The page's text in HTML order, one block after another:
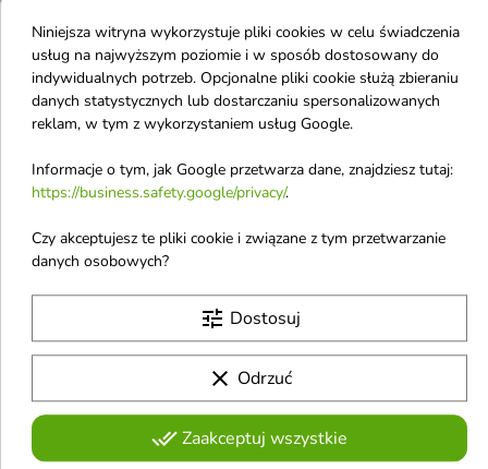
favorite_border
złota 1 sztuka
2,70 €
favorite_border
pumeksem 1 sztuka
2,50 €
favorite_border
Niniejsza witryna wykorzystuje pliki cookies w celu świadczenia
usług na najwyższym poziomie i w sposób dostosowany do
indywidualnych potrzeb. Opcjonalne pliki cookie służą zbieraniu
danych statystycznych lub dostarczaniu spersonalizowanych
reklam, w tym z wykorzystaniem usług Google.
Informacje o tym, jak Google przetwarza dane, znajdziesz tutaj:
https://business.safety.google/privacy/.
Czy akceptujesz te pliki cookie i związane z tym przetwarzanie
danych osobowych?
tune Dostosuj
clear Odrzuć
done_allZaakceptuj wszystkie